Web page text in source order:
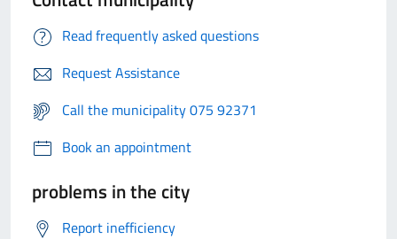
Read frequently asked questions
Request Assistance
Call the municipality 075 92371
Book an appointment
problems in the city
Report inefficiency